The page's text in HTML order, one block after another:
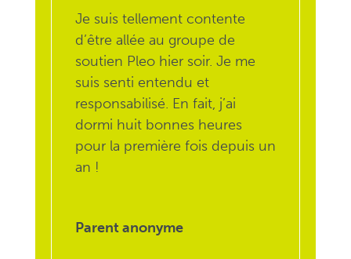
Je suis tellement contente
d’être allée au groupe de
soutien Pleo hier soir. Je me
suis senti entendu et
responsabilisé. En fait, j’ai
dormi huit bonnes heures
pour la première fois depuis un
an !
Parent anonyme